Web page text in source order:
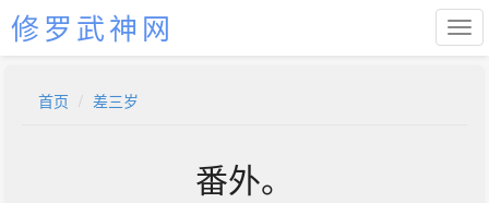
修罗武神网
首页 差三岁
番外。